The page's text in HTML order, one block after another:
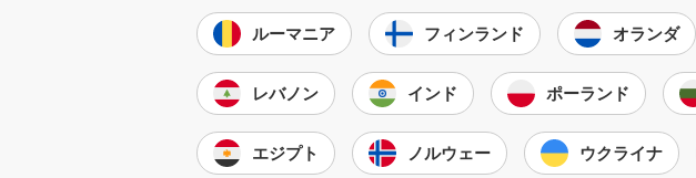
ルーマニア フィンランド オランダ
レバノン インド ポーランド
エジプト ノルウェー ウクライナ